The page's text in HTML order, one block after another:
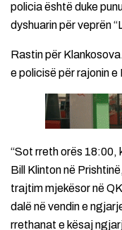
policia është duke
dyshuarin për veprën
Rastin për
e policisë për rajonin
“Sot rreth orës 18:00,
Bill Klinton në
trajtim mjekësor në
dalë në vendin e
rrethanat e kësaj